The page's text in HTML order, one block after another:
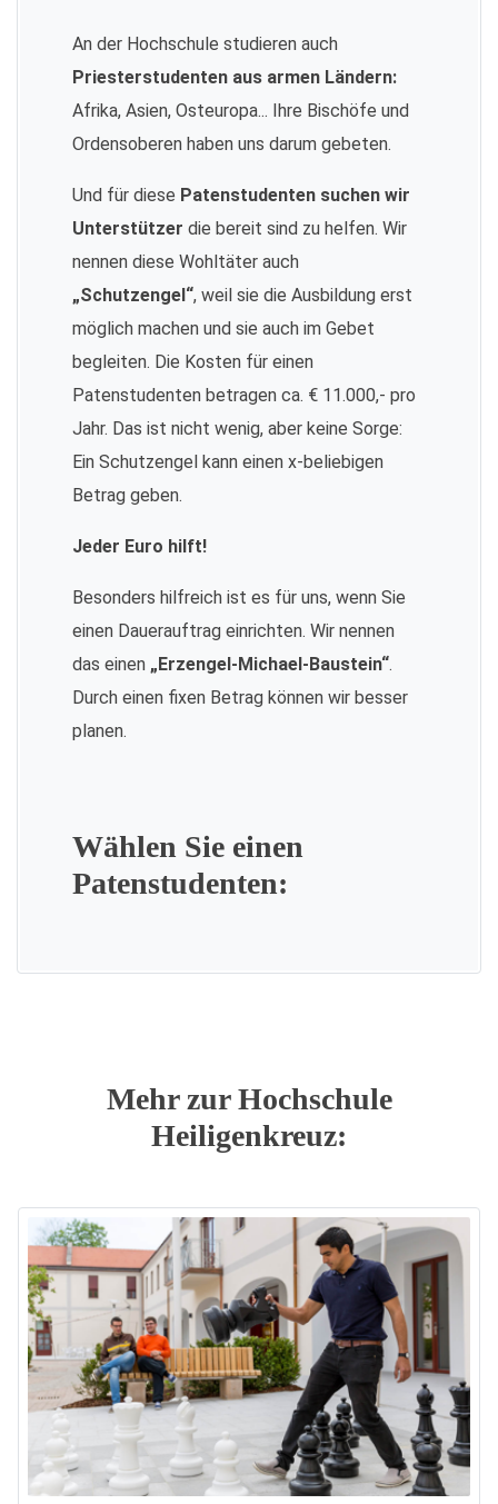
An der Hochschule studieren auch
Priesterstudenten aus armen Ländern:
Afrika, Asien, Osteuropa... Ihre Bischöfe und
Ordensoberen haben uns darum gebeten.
Und für diese Patenstudenten suchen wir
Unterstützer die bereit sind zu helfen. Wir
nennen diese Wohltäter auch
„Schutzengel“, weil sie die Ausbildung erst
möglich machen und sie auch im Gebet
begleiten. Die Kosten für einen
Patenstudenten betragen ca. € 11.000,- pro
Jahr. Das ist nicht wenig, aber keine Sorge:
Ein Schutzengel kann einen x-beliebigen
Betrag geben.
Jeder Euro hilft!
Besonders hilfreich ist es für uns, wenn Sie
einen Dauerauftrag einrichten. Wir nennen
das einen „Erzengel-Michael-Baustein“.
Durch einen fixen Betrag können wir besser
planen.
Wählen Sie einen
Patenstudenten:
Mehr zur Hochschule
Heiligenkreuz: